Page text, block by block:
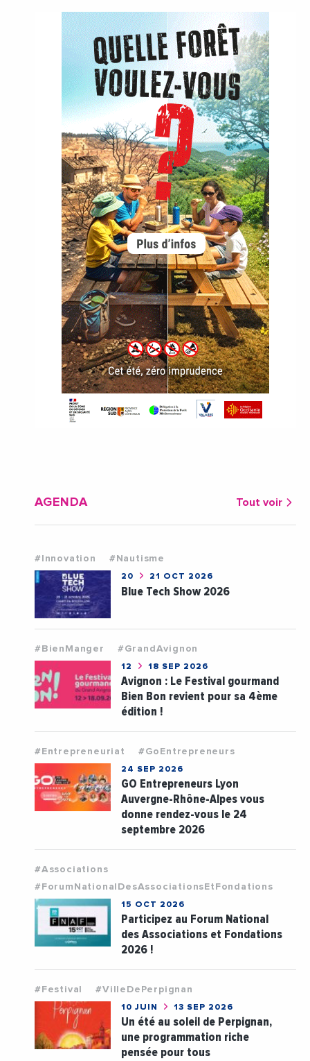
AGENDA Tout voir
#Innovation #Nautisme
20 21 OCT 2026
Blue Tech Show 2026
#BienManger #GrandAvignon
12 18 SEP 2026
Avignon : Le Festival gourmand
Bien Bon revient pour sa 4ème
édition !
#Entrepreneuriat #GoEntrepreneurs
24 SEP 2026
GO Entrepreneurs Lyon
Auvergne-Rhône-Alpes vous
donne rendez-vous le 24
septembre 2026
#Associations
#ForumNationalDesAssociationsEtFondations
15 OCT 2026
Participez au Forum National
des Associations et Fondations
2026 !
#Festival #VilleDePerpignan
10 JUIN 13 SEP 2026
Un été au soleil de Perpignan,
une programmation riche
pensée pour tous